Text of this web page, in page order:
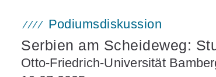
Podiumsdiskussion
Serbien am Scheideweg:
Otto-Friedrich-Universität